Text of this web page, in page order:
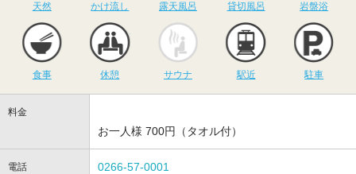
天然 かけ流し 露天風呂 貸切風呂 岩盤浴
食事 休憩
サウナ
サウナ 駅近 駐車
料金
お一人様 700円（タオル付）
電話 0266-57-0001